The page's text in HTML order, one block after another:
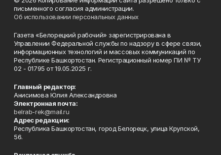
письменного согласия администрации.
Об использовании персональных данных
Газета «Белорецкий рабочий» зарегистрирована в
Управлении Федеральной службы по надзору в сфере связи,
информационных технологий и массовых коммуникаций по
Республике Башкортостан. Регистрационный номер ПИ № ТУ
02 - 01795 от 19.05.2025 г.
Главный редактор:
Анисимова Юлия Александровна
Электронная почта:
belrab-rek@mail.ru
Адрес редакции:
Республика Башкортостан, город Белорецк, улица Крупской,
56.